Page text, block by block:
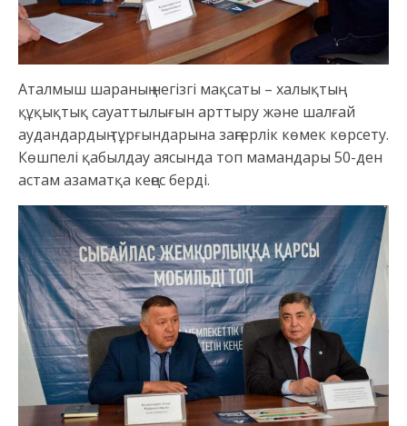
Аталмыш шараның негізгі мақсаты – халықтың
құқықтық сауаттылығын арттыру және шалғай
аудандардың тұрғындарына заңгерлік көмек көрсету.
Көшпелі қабылдау аясында топ мамандары 50-ден
астам азаматқа кеңес берді.